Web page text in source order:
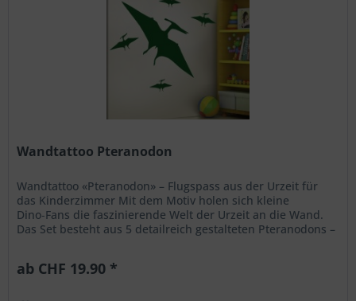
Wandtattoo Pteranodon
Wandtattoo «Pteranodon» – Flugspass aus der Urzeit für
das Kinderzimmer Mit dem Motiv holen sich kleine
Dino‑Fans die faszinierende Welt der Urzeit an die Wand.
Das Set besteht aus 5 detailreich gestalteten Pteranodons –
ab CHF 19.90 *